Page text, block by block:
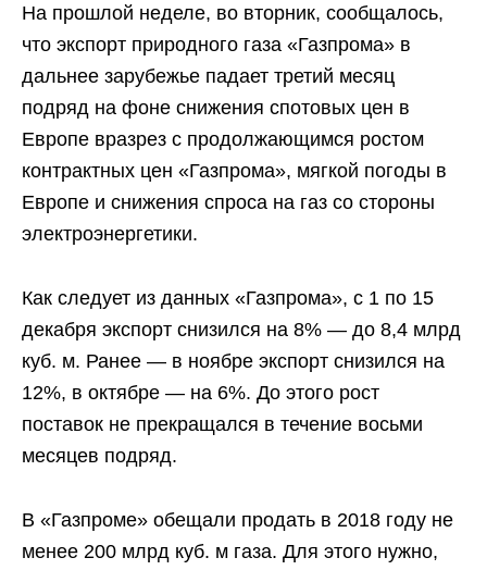
На прошлой неделе, во вторник, сообщалось,
что экспорт природного газа «Газпрома» в
дальнее зарубежье падает третий месяц
подряд на фоне снижения спотовых цен в
Европе вразрез с продолжающимся ростом
контрактных цен «Газпрома», мягкой погоды в
Европе и снижения спроса на газ со стороны
электроэнергетики.
Как следует из данных «Газпрома», с 1 по 15
декабря экспорт снизился на 8% — до 8,4 млрд
куб. м. Ранее — в ноябре экспорт снизился на
12%, в октябре — на 6%. До этого рост
поставок не прекращался в течение восьми
месяцев подряд.
В «Газпроме» обещали продать в 2018 году не
менее 200 млрд куб. м газа. Для этого нужно,